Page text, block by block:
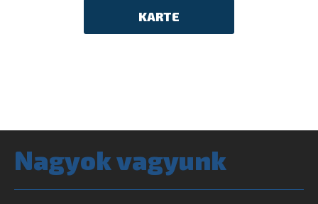
KARTE
Nagyok vagyunk